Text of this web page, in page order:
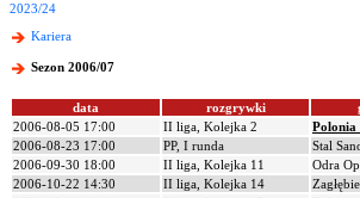
2023/24
Kariera
Sezon 2006/07
data rozgrywki
2006-08-05 17:00
II liga, Kolejka 2 Polonia
2006-08-23 17:00
PP, I runda Stal
2006-09-30 18:00
II liga, Kolejka 11 Odra
2006-10-22 14:30
II liga, Kolejka 14